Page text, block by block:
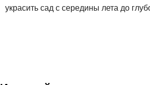
украсить сад с середины лета до